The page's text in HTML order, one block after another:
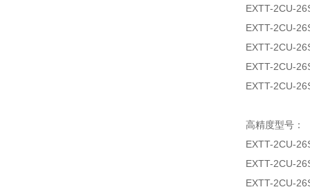
EXTT-2CU-
EXTT-2CU-
EXTT-2CU-
EXTT-2CU-
EXTT-2CU-
高精度型号：
EXTT-2CU-
EXTT-2CU-
EXTT-2CU-